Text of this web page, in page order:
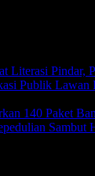
Literasi Pindar,
Publik Lawan
140 Paket
Sambut